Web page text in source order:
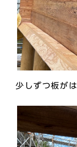
少しずつ板が